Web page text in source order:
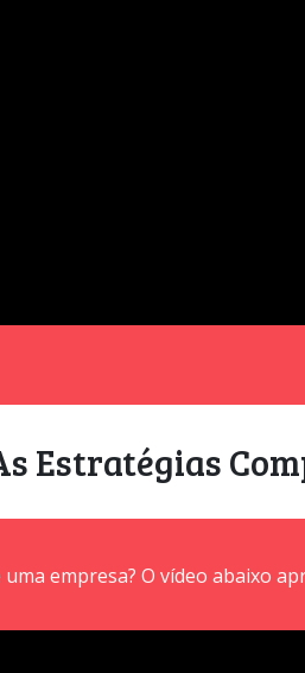
Estratégias
empresa? O vídeo abaixo